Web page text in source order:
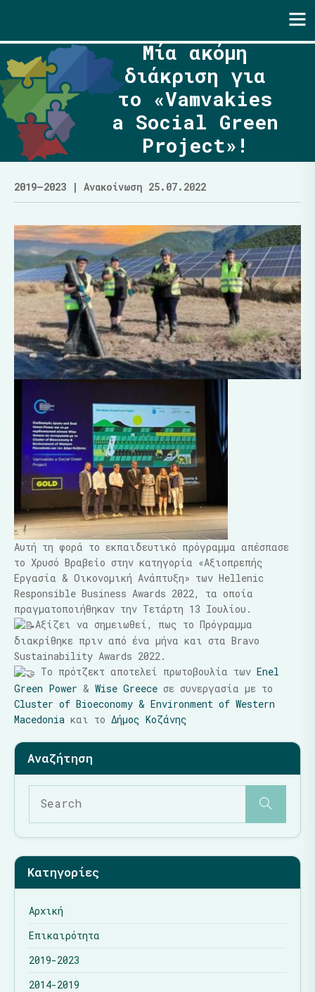
Μία ακόμη
διάκριση για
το «Vamvakies
a Social Green
Project»!
2019–2023 | Ανακοίνωση 25.07.2022
Αυτή τη φορά το εκπαιδευτικό πρόγραμμα απέσπασε
το Χρυσό Βραβείο στην κατηγορία «Αξιοπρεπής
Εργασία & Οικονομική Ανάπτυξη» των Hellenic
Responsible Business Awards 2022, τα οποία
πραγματοποιήθηκαν την Τετάρτη 13 Ιουλίου.
Αξίζει να σημειωθεί, πως το Πρόγραμμα
διακρίθηκε πριν από ένα μήνα και στα Bravo
Sustainability Awards 2022.
Το πρότζεκτ αποτελεί πρωτοβουλία των Enel
Green Power & Wise Greece σε συνεργασία με το
Cluster of Bioeconomy & Environment of Western
Macedonia και το Δήμος Κοζάνης
Κατηγορίες
Αρχική
Επικαιρότητα
2019-2023
2014-2019